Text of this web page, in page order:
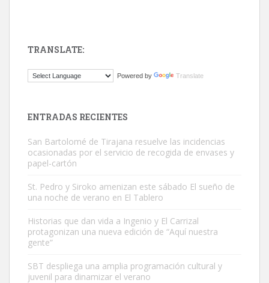
Este gato macho ha aparecido en la calle hace menos de un mes,
Busco adopción responsable para mi perra. Pastor alemán,
hembra, 4 años. Por motivos personales ...
Leales.org » Gran Canaria
TRANSLATE:
Powered by Translate
ENTRADAS RECIENTES
San Bartolomé de Tirajana resuelve las incidencias
ocasionadas por el servicio de recogida de envases y
papel-cartón
St. Pedro y Siroko amenizan este sábado El sueño de
una noche de verano en El Tablero
Historias que dan vida a Ingenio y El Carrizal
protagonizan una nueva edición de “Aquí nuestra
gente”
SBT despliega una amplia programación cultural y
juvenil para dinamizar el verano